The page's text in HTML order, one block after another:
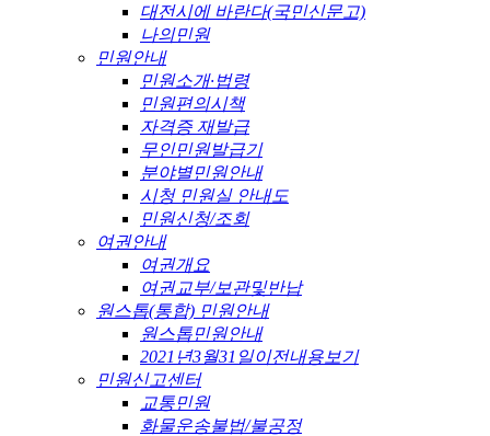
대전시에 바란다(국민신문고)
나의민원
민원안내
민원소개·법령
민원편의시책
자격증 재발급
무인민원발급기
분야별민원안내
시청 민원실 안내도
민원신청/조회
여권안내
여권개요
여권교부/보관및반납
원스톱(통합) 민원안내
원스톱민원안내
2021년3월31일이전내용보기
민원신고센터
교통민원
화물운송불법/불공정